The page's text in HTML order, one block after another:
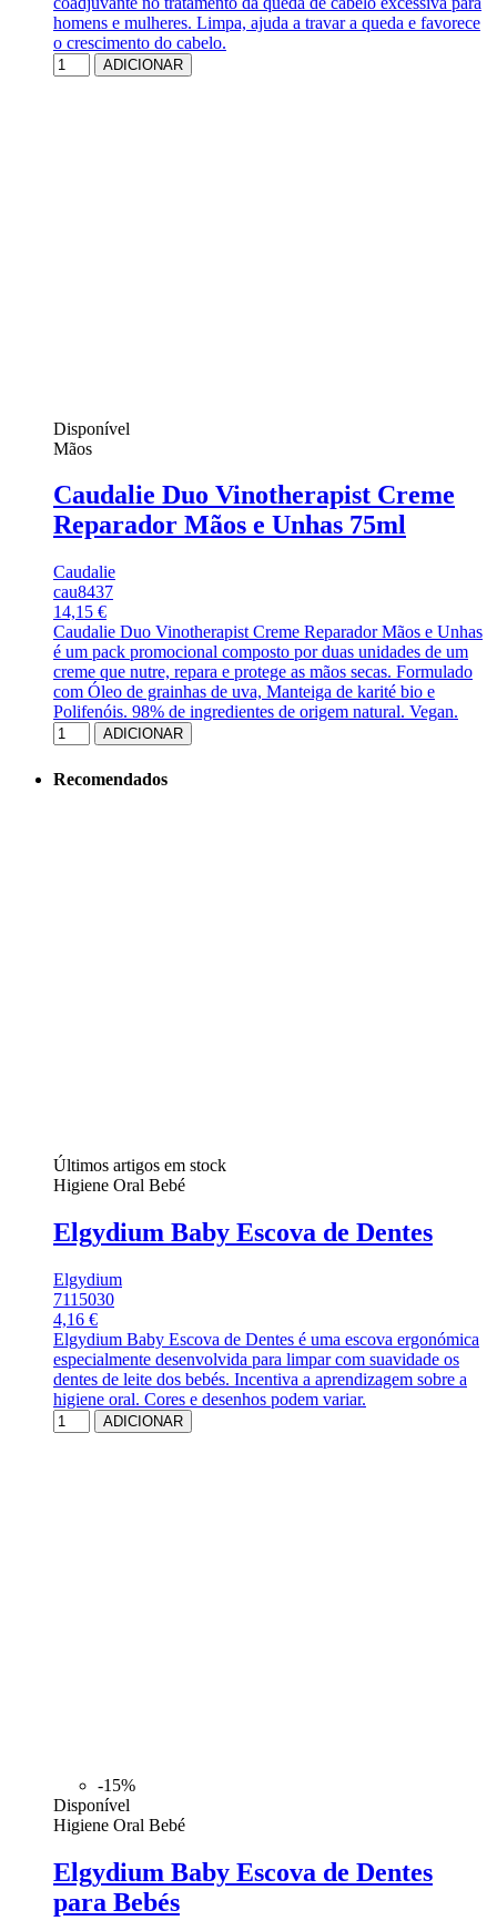
homens e mulheres. Limpa, ajuda a travar a queda e favorece
o crescimento do cabelo.
ADICIONAR
Disponível
Mãos
Caudalie Duo Vinotherapist Creme
Reparador Mãos e Unhas 75ml
Caudalie
cau8437
14,15 €
Caudalie Duo Vinotherapist Creme Reparador Mãos e Unhas
é um pack promocional composto por duas unidades de um
creme que nutre, repara e protege as mãos secas. Formulado
com Óleo de grainhas de uva, Manteiga de karité bio e
Polifenóis. 98% de ingredientes de origem natural. Vegan.
ADICIONAR
Recomendados
Últimos artigos em stock
Higiene Oral Bebé
Elgydium Baby Escova de Dentes
Elgydium
7115030
4,16 €
Elgydium Baby Escova de Dentes é uma escova ergonómica
especialmente desenvolvida para limpar com suavidade os
dentes de leite dos bebés. Incentiva a aprendizagem sobre a
higiene oral. Cores e desenhos podem variar.
ADICIONAR
-15%
Disponível
Higiene Oral Bebé
Elgydium Baby Escova de Dentes
para Bebés